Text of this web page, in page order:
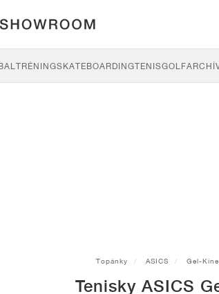
TRÉNINGSKATEBOARDINGTENISGOLF
Topánky ASICS Gel-
Tenisky ASICS